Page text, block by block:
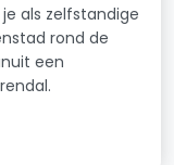
als zelfstandige
rond de
een